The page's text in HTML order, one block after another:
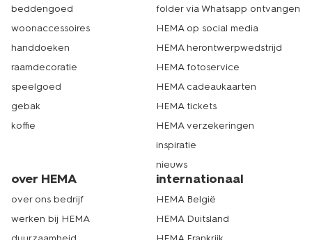
beddengoed
woonaccessoires
handdoeken
raamdecoratie
speelgoed
gebak
koffie
folder via Whatsapp ontvangen
HEMA op social media
HEMA herontwerpwedstrijd
HEMA fotoservice
HEMA cadeaukaarten
HEMA tickets
HEMA verzekeringen
inspiratie
nieuws
over HEMA
over ons bedrijf
werken bij HEMA
internationaal
HEMA België
HEMA Duitsland